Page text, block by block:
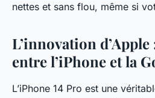
nettes et sans flou, même si
L’innovation
entre l’iPhone et la
L’iPhone 14 Pro est une